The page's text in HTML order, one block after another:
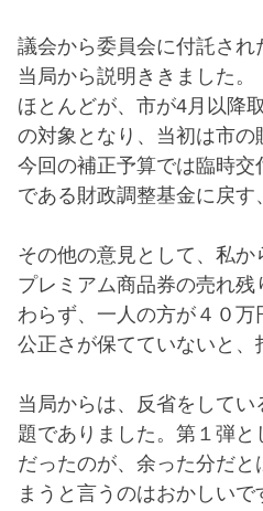
議会から委員会に付託さ
当局から説明ききました。
ほとんどが、市が4月以降
の対象となり、当初は市の
今回の補正予算では臨時
である財政調整基金に戻す
その他の意見として、私か
プレミアム商品券の売れ
わらず、一人の方が４０万
公正さが保てていないと、
当局からは、反省をして
題でありました。第１弾
だったのが、余った分だ
まうと言うのはおかしい